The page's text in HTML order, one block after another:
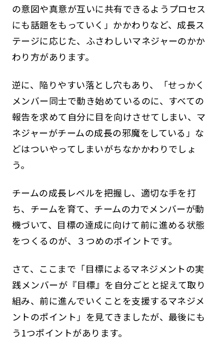
の意図や真意が互いに共有できるようプロセス
にも話題をもっていく」かかわりなど、成長ス
テージに応じた、ふさわしいマネジャーのかか
わり方があります。
逆に、陥りやすい落とし穴もあり、「せっかく
メンバー同士で動き始めているのに、すべての
報告を求めて自分に目を向けさせてしまい、マ
ネジャーがチームの成長の邪魔をしている」な
どはついやってしまいがちなかかわりでしょ
う。
チームの成長レベルを把握し、適切な手を打
ち、チームを育て、チームの力でメンバーが動
機づいて、目標の達成に向けて前に進める状態
をつくるのが、３つめのポイントです。
さて、ここまで「目標によるマネジメントの実
践――メンバーが『目標』を自分ごとと捉えて取り
組み、前に進んでいくことを支援するマネジメ
ントのポイント」を見てきましたが、最後にも
う1つポイントがあります。